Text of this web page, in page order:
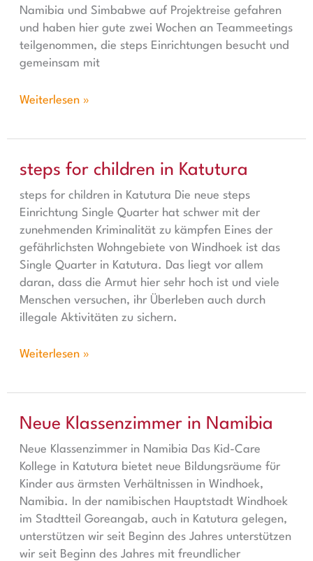
Namibia und Simbabwe auf Projektreise gefahren
und haben hier gute zwei Wochen an Teammeetings
teilgenommen, die steps Einrichtungen besucht und
gemeinsam mit
Weiterlesen »
steps for children in Katutura
steps for children in Katutura Die neue steps
Einrichtung Single Quarter hat schwer mit der
zunehmenden Kriminalität zu kämpfen Eines der
gefährlichsten Wohngebiete von Windhoek ist das
Single Quarter in Katutura. Das liegt vor allem
daran, dass die Armut hier sehr hoch ist und viele
Menschen versuchen, ihr Überleben auch durch
illegale Aktivitäten zu sichern.
steps for children in Katutura
Weiterlesen »
Neue Klassenzimmer in Namibia
Neue Klassenzimmer in Namibia Das Kid-Care
Kollege in Katutura bietet neue Bildungsräume für
Kinder aus ärmsten Verhältnissen in Windhoek,
Namibia. In der namibischen Hauptstadt Windhoek
im Stadtteil Goreangab, auch in Katutura gelegen,
unterstützen wir seit Beginn des Jahres unterstützen
wir seit Beginn des Jahres mit freundlicher
Neue Klassenzimmer in Namibia